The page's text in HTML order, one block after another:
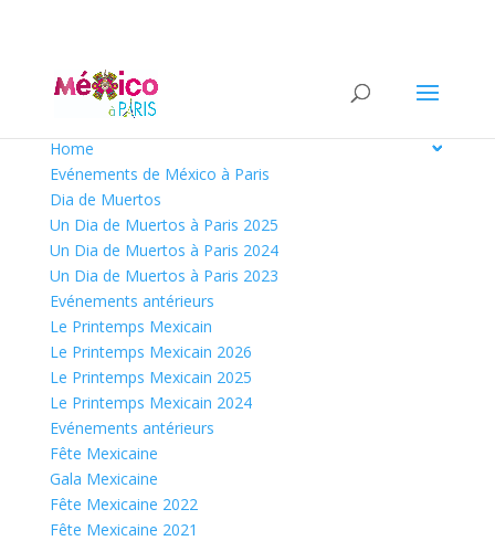
Home
Evénements de México à Paris
Dia de Muertos
Un Dia de Muertos à Paris 2025
Un Dia de Muertos à Paris 2024
Un Dia de Muertos à Paris 2023
Evénements antérieurs
Le Printemps Mexicain
Le Printemps Mexicain 2026
Le Printemps Mexicain 2025
Le Printemps Mexicain 2024
Evénements antérieurs
Fête Mexicaine
Gala Mexicaine
Fête Mexicaine 2022
Fête Mexicaine 2021